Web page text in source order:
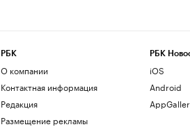
РБК
О компании
Контактная информация
Редакция
Размещение рекламы
РБК
iOS
Android